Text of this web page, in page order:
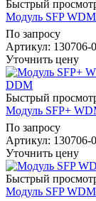
Быстрый
Модуль SFP
По запросу
Артикул: 130706-
Уточнить цену
Быстрый
Модуль SFP+
По запросу
Артикул: 130706-
Уточнить цену
Быстрый
Модуль SFP